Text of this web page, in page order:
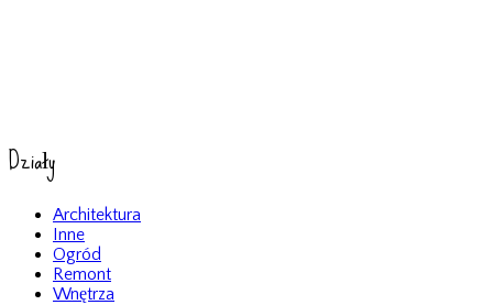
Działy
Architektura
Inne
Ogród
Remont
Wnętrza